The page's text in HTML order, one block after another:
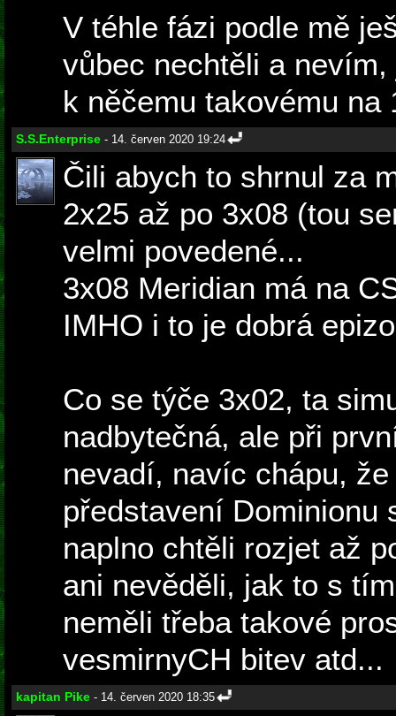
V téhle fázi podle mě
vůbec nechtěli a
k něčemu takovému na
S.S.Enterprise - 14. červen 2020 19:24
Čili abych to shrnul za
2x25 až po 3x08 (tou
velmi povedené...
3x08 Meridian má na
IMHO i to je dobrá
Co se týče 3x02, ta
nadbytečná, ale při
nevadí, navíc chápu,
představení Dominionu
naplno chtěli rozjet až
ani nevěděli, jak to s
neměli třeba takové
vesmirnyCH bitev atd...
kapitan Pike - 14. červen 2020 18:35